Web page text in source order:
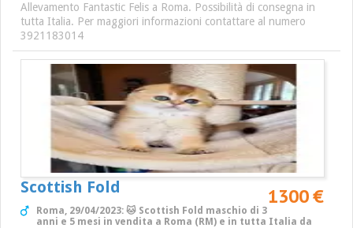
Allevamento Fantastic Felis a Roma. Possibilità di consegna in
tutta Italia. Per maggiori informazioni contattare al numero
3921183014
Scottish Fold 1300 €
Roma, 29/04/2023: 🐱 Scottish Fold maschio di 3
anni e 5 mesi in vendita a Roma (RM) e in tutta Italia da